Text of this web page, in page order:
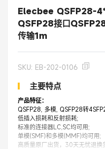
Elecbee QSFP28-
QSFP28接口
传输1m
SKU: EB-202-0106
主要特点
产品特征：
QSFP28, 多模, QSFP28转
低插入损耗和反射损耗;
标准的连接器LC,SC均可用;
单模(SMF)和多模(MMF)均可用;
高质量原厂出货，30天无忧退换